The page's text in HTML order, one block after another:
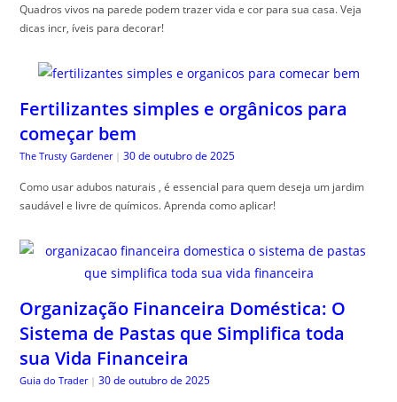
Quadros vivos na parede podem trazer vida e cor para sua casa. Veja
dicas incr, íveis para decorar!
Fertilizantes simples e orgânicos para
começar bem
The Trusty Gardener | 30 de outubro de 2025
Como usar adubos naturais , é essencial para quem deseja um jardim
saudável e livre de químicos. Aprenda como aplicar!
Organização Financeira Doméstica: O
Sistema de Pastas que Simplifica toda
sua Vida Financeira
Guia do Trader | 30 de outubro de 2025